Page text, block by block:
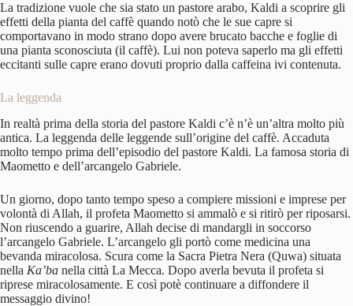
La tradizione vuole che sia stato un pastore arabo, Kaldi a scoprire gli
effetti della pianta del caffè quando notò che le sue capre si
comportavano in modo strano dopo avere brucato bacche e foglie di
una pianta sconosciuta (il caffè). Lui non poteva saperlo ma gli effetti
eccitanti sulle capre erano dovuti proprio dalla caffeina ivi contenuta.
La leggenda
In realtà prima della storia del pastore Kaldi c’è n’è un’altra molto più
antica. La leggenda delle leggende sull’origine del caffè. Accaduta
molto tempo prima dell’episodio del pastore Kaldi. La famosa storia di
Maometto e dell’arcangelo Gabriele.
Un giorno, dopo tanto tempo speso a compiere missioni e imprese per
volontà di Allah, il profeta Maometto si ammalò e si ritirò per riposarsi.
Non riuscendo a guarire, Allah decise di mandargli in soccorso
l’arcangelo Gabriele. L’arcangelo gli portò come medicina una
bevanda miracolosa. Scura come la Sacra Pietra Nera (Quwa) situata
nella Ka’ba nella città La Mecca. Dopo averla bevuta il profeta si
riprese miracolosamente. E così potè continuare a diffondere il
messaggio divino!